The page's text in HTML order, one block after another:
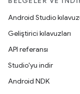
Android Studio
Geliştirici kılavuzları
API referansı
Studio'yu indir
Android NDK